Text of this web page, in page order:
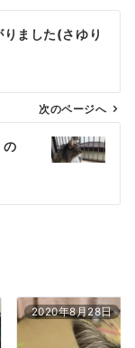
ました(さゆり
次のページへ
の
2020年8月28日